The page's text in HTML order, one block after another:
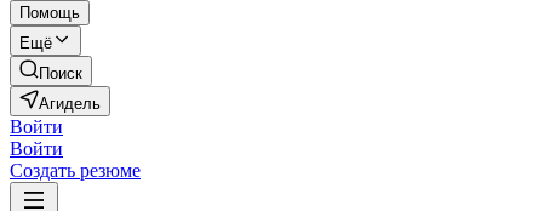
Помощь
Ещё
Поиск
Агидель
Войти
Войти
Создать резюме